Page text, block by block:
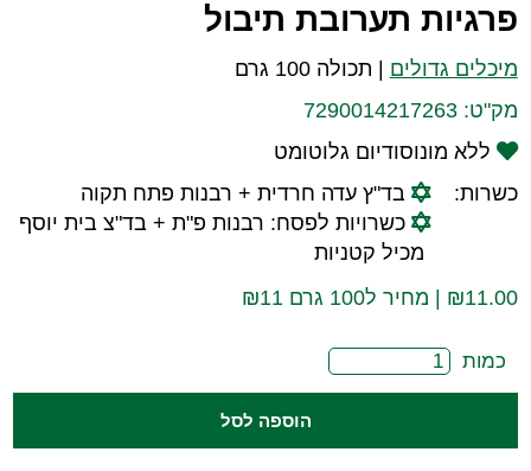
פרגיות תערובת תיבול
מיכלים גדולים
תכולה 100 גרם
מק"ט: 7290014217263
ללא מונוסודיום גלוטומט
כשרות:
בד"ץ עדה חרדית + רבנות פתח תקוה
כשרויות לפסח: רבנות פ"ת + בד"צ בית יוסף
מכיל קטניות
₪11.00 | מחיר ל100 גרם ₪11
כמות
הוספה לסל